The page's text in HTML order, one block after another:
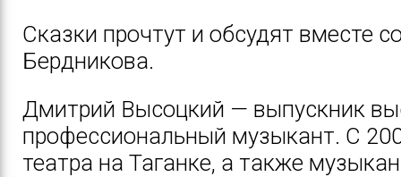
Сказки прочтут и обсудят вместе
Бердникова.
Дмитрий Высоцкий — выпускник
профессиональный музыкант. С
театра на Таганке, а также